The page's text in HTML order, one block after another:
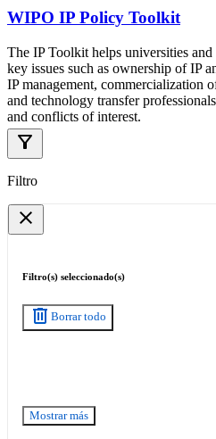
WIPO IP Policy Toolkit
The IP Toolkit helps universities
key issues such as ownership of IP
IP management, commercialization
and technology transfer
and conflicts of interest.
filter_alt
Filtro
close
Filtro(s) seleccionado(s)
delete Borrar todo
Mostrar más